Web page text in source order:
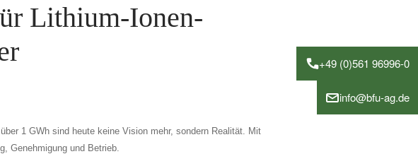
Lithium-Ionen-
1 GWh sind heute keine Vision mehr, sondern Realität. Mit
Genehmigung und Betrieb.
+49 (0)561 96996-0
info@bfu-ag.de